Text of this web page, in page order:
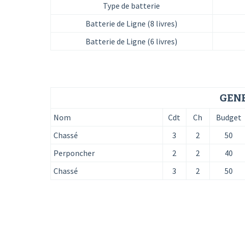
Type de batterie
Batterie de Ligne (8 livres)
Batterie de Ligne (6 livres)
Nom Cdt Ch Budget
Chassé
3 2 50
Perponcher
2 2 40
Chassé
3 2 50